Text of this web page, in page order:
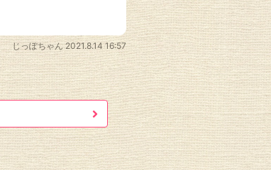
じっぽちゃん2021.8.14 16:57